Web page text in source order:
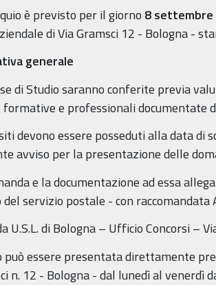
è previsto per il giorno 8 settembre
di Via Gramsci 12 - Bologna -
generale
di Studio saranno conferite previa
e professionali documentate
devono essere posseduti alla data di
avviso per la presentazione delle
e la documentazione ad essa
del servizio postale - con raccomandata
U.S.L. di Bologna – Ufficio Concorsi –
può essere presentata direttamente
n. 12 - Bologna - dal lunedì al venerdì